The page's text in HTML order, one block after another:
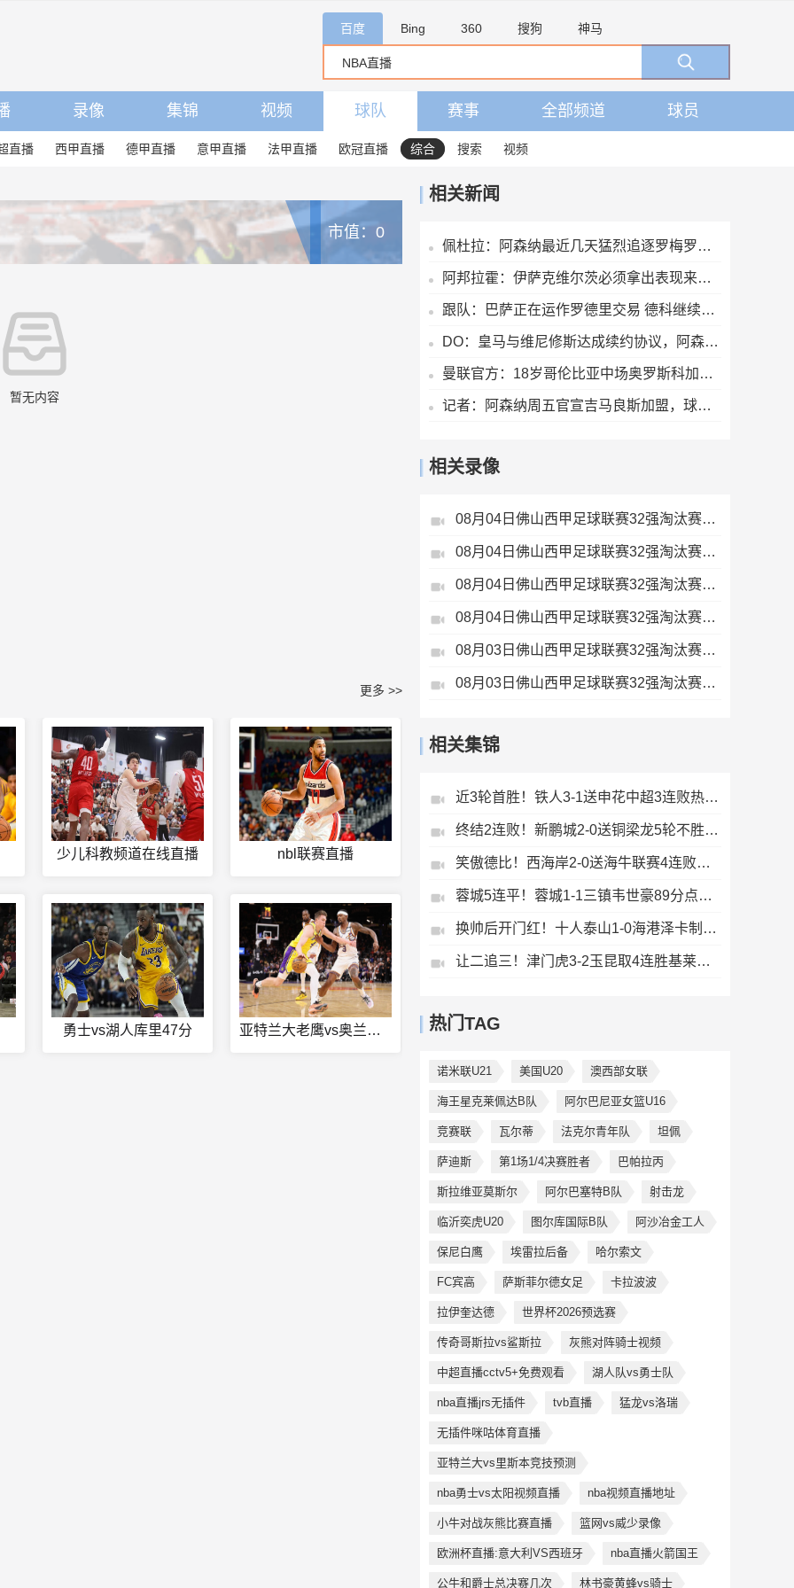
百度 Bing 360 搜狗 神马
录像 集锦 视频 球队 赛事 全部频道 球员
直播 西甲直播 德甲直播 意甲直播 法甲直播 欧冠直播 综合 搜索 视频
市值：0
暂无内容
更多 >>
少儿科教频道在线直播 nbl联赛直播
勇士vs湖人库里47分 亚特兰大老鹰vs奥兰多魔术
相关新闻
佩杜拉：阿森纳最近几天猛烈追逐罗梅罗，但和热刺多年来关系较僵
阿邦拉霍：伊萨克维尔茨必须拿出表现来，新赛季他们可没有理由了
跟队：巴萨正在运作罗德里交易 德科继续努力尝试引进阿尔瓦雷斯
DO：皇马与维尼修斯达成续约协议，阿森纳方面的追求将结束
曼联官方：18岁哥伦比亚中场奥罗斯科加盟球队，将进入青训体系
记者：阿森纳周五官宣吉马良斯加盟，球员已签下4+1的合同
相关录像
08月04日佛山西甲足球联赛32强淘汰赛肇庆恒骏成VS三七互娱全场录像
08月04日佛山西甲足球联赛32强淘汰赛广东西南建设VS香港圣徒全场录像
08月04日佛山西甲足球联赛32强淘汰赛贪玩游戏VS美的薪火全场录像
08月04日佛山西甲足球联赛32强淘汰赛藝品高國際VS湛江狂狼·粵辉能源全场录像
08月03日佛山西甲足球联赛32强淘汰赛大塘控股VS茂名市点都得全场录像
08月03日佛山西甲足球联赛32强淘汰赛广东客家青年VS广州英华思力U17全场录像
相关集锦
近3轮首胜！铁人3-1送申花中超3连败热菲尼奥双响邦本宜裕传射
终结2连败！新鹏城2-0送铜梁龙5轮不胜37岁姜至鹏破门韦斯利建功
笑傲德比！西海岸2-0送海牛联赛4连败海牛仍垫底西海岸升至第二
蓉城5连平！蓉城1-1三镇韦世豪89分点射救主费利佩造点李昂破门
换帅后开门红！十人泰山1-0海港泽卡制胜于金永扑点海港三球被吹
让二追三！津门虎3-2玉昆取4连胜基莱斯读秒绝杀萨尔瓦多破门
热门TAG
诺米联U21 美国U20 澳西部女联
海王星克莱佩达B队 阿尔巴尼亚女篮U16
竞赛联 瓦尔蒂 法克尔青年队 坦佩
萨迪斯 第1场1/4决赛胜者 巴帕拉丙
斯拉维亚莫斯尔 阿尔巴塞特B队 射击龙
临沂奕虎U20 图尔库国际B队 阿沙冶金工人
保尼白鹰 埃雷拉后备 哈尔索文
FC宾高 萨斯菲尔德女足 卡拉波波
拉伊奎达德 世界杯2026预选赛
传奇哥斯拉vs鲨斯拉 灰熊对阵骑士视频
中超直播cctv5+免费观看 湖人队vs勇士队
nba直播jrs无插件 tvb直播 猛龙vs洛瑞
无插件咪咕体育直播
亚特兰大vs里斯本竞技预测
nba勇士vs太阳视频直播 nba视频直播地址
小牛对战灰熊比赛直播 篮网vs威少录像
欧洲杯直播:意大利VS西班牙 nba直播火箭国王
公牛和爵士总决赛几次 林书豪黄蜂vs骑士